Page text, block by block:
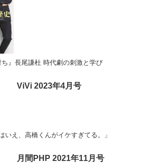
』長尾謙杜 時代劇の刺激と学び
ViVi 2023年4月号
いえ、高橋くんがイケすぎてる。」
月間PHP 2021年11月号